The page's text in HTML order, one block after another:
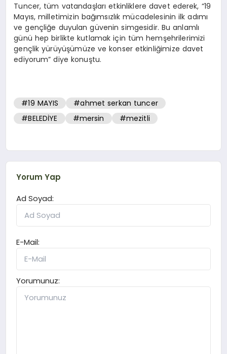
Tuncer, tüm vatandaşları etkinliklere davet ederek, “19
Mayıs, milletimizin bağımsızlık mücadelesinin ilk adımı
ve gençliğe duyulan güvenin simgesidir. Bu anlamlı
günü hep birlikte kutlamak için tüm hemşehrilerimizi
gençlik yürüyüşümüze ve konser etkinliğimize davet
ediyorum” diye konuştu.
#19 MAYIS
#ahmet serkan tuncer
#BELEDİYE
#mersin #mezitli
Yorum Yap
Ad Soyad:
E-Mail:
Yorumunuz: